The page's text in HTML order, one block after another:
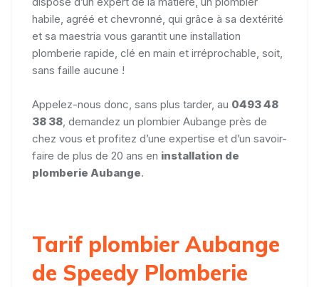
habile, agréé et chevronné, qui grâce à sa dextérité
et sa maestria vous garantit une installation
plomberie rapide, clé en main et irréprochable, soit,
sans faille aucune !
Appelez-nous donc, sans plus tarder, au 0493 48
38 38 , demandez un plombier Aubange près de
chez vous et profitez d’une expertise et d’un savoir-
faire de plus de 20 ans en installation de
plomberie Aubange.
Tarif plombier Aubange
de Speedy Plomberie